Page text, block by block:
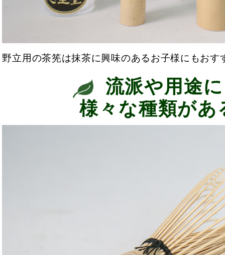
野立用の茶筅は抹茶に興味のあるお子様にもおす
流派や用途
様々な種類があ